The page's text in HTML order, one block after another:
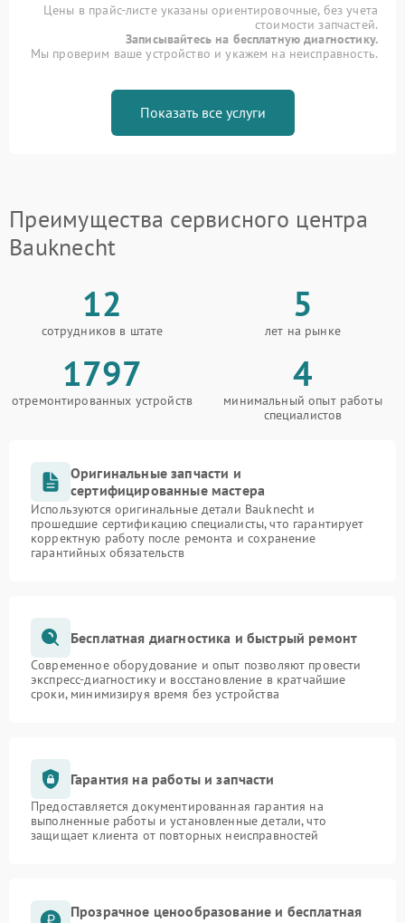
Цены в прайс-листе указаны ориентировочные, без учета
стоимости запчастей.
Записывайтесь на бесплатную диагностику.
Мы проверим ваше устройство и укажем на неисправность.
Показать все услуги
Преимущества сервисного центра
Bauknecht
12
сотрудников в штате
5
лет на рынке
1797
отремонтированных устройств
4
минимальный опыт работы
специалистов
Оригинальные запчасти и
сертифицированные мастера
Используются оригинальные детали Bauknecht и
прошедшие сертификацию специалисты, что гарантирует
корректную работу после ремонта и сохранение
гарантийных обязательств
Бесплатная диагностика и быстрый ремонт
Современное оборудование и опыт позволяют провести
экспресс-диагностику и восстановление в кратчайшие
сроки, минимизируя время без устройства
Гарантия на работы и запчасти
Предоставляется документированная гарантия на
выполненные работы и установленные детали, что
защищает клиента от повторных неисправностей
Прозрачное ценообразование и бесплатная